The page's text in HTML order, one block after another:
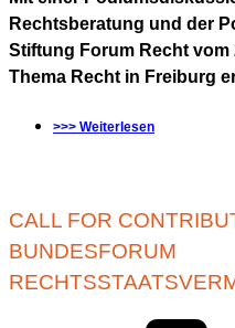
Rechtsberatung und der
Stiftung Forum Recht vom
Thema Recht in Freiburg
>>> Weiterlesen
CALL FOR
BUNDESFORUM